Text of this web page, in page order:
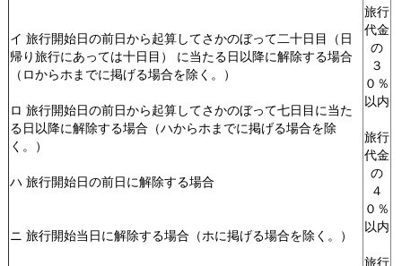
イ 旅行開始日の前日から起算してさかのぼって二十日目（日
帰り旅行にあっては十日目） に当たる日以降に解除する場合
（ロからホまでに掲げる場合を除く。）
ロ 旅行開始日の前日から起算してさかのぼって七日目に当た
る日以降に解除する場合（ハからホまでに掲げる場合を除
く。）
ハ 旅行開始日の前日に解除する場合
ニ 旅行開始当日に解除する場合（ホに掲げる場合を除く。）
旅行
代金
の
３
０％
以内
旅行
代金
の
４
０％
以内
旅行